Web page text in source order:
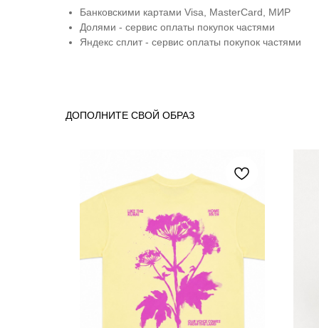
Банковскими картами Visa, MasterCard, МИР
Долями - сервис оплаты покупок частями
Яндекс сплит - сервис оплаты покупок частями
ДОПОЛНИТЕ СВОЙ ОБРАЗ